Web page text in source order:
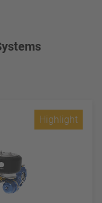
Highlight